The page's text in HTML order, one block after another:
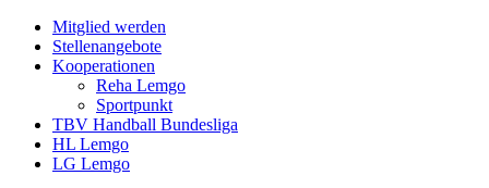
Mitglied werden
Stellenangebote
Kooperationen
Reha Lemgo
Sportpunkt
TBV Handball Bundesliga
HL Lemgo
LG Lemgo